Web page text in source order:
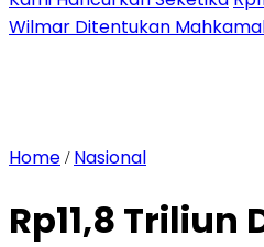
Wilmar Ditentukan
Home / Nasional
Rp11,8 Triliun